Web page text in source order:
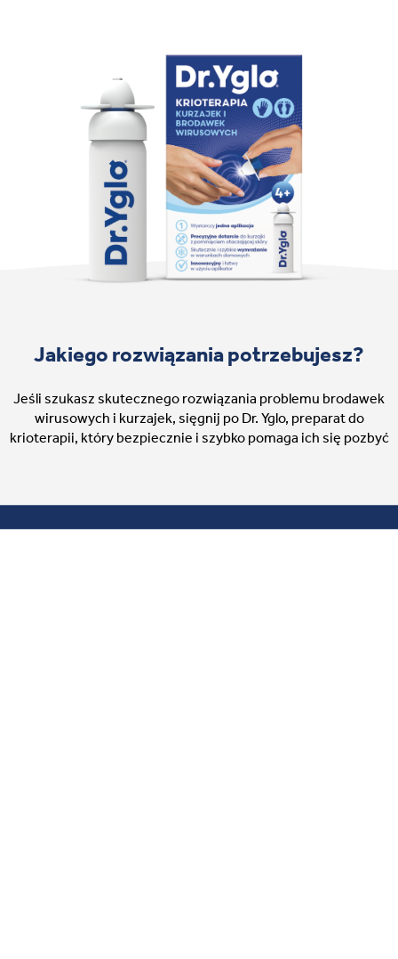
Jakiego rozwiązania potrzebujesz?
Jeśli szukasz skutecznego rozwiązania problemu brodawek
wirusowych i kurzajek, sięgnij po Dr. Yglo, preparat do
krioterapii, który bezpiecznie i szybko pomaga ich się pozbyć